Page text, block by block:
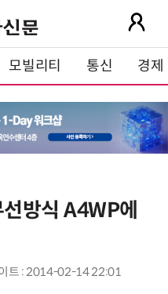
모빌리티 통신 경제
방식 A4WP에
트 : 2014-02-14 22:01